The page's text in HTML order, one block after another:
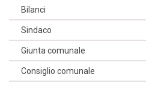
Bilanci
Sindaco
Giunta comunale
Consiglio comunale